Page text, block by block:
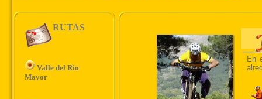
RUTAS
Valle del Rio
Mayor